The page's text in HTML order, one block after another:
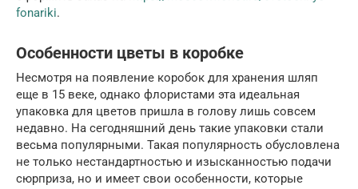
fonariki.
Особенности цветы в коробке
Несмотря на появление коробок для хранения шляп
еще в 15 веке, однако флористами эта идеальная
упаковка для цветов пришла в голову лишь совсем
недавно. На сегодняшний день такие упаковки стали
весьма популярными. Такая популярность обусловлена
не только нестандартностью и изысканностью подачи
сюрприза, но и имеет свои особенности, которые